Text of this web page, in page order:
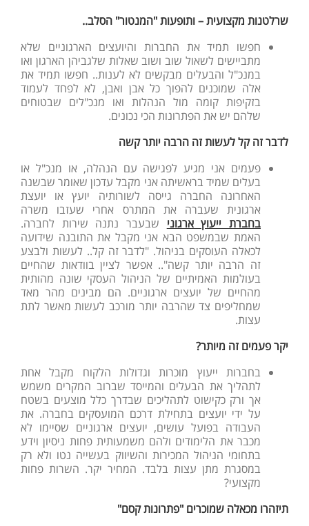
שרלטנות מקצועית – ותופעות "המנטור" הסלב..
חפשו תמיד את החברות והיועצים הארגוניים שלא
מתביישים לשאול שוב ושוב שאלות שלגביהן הארגון ואו
במנכ"ל והבעלים מבקשים לא לענות.. חפשו תמיד את
אלה שמוכנים להפוך כל אבן ואבן, לא לפחד לעמוד
בזקיפות קומה מול הנהלות ואו מנכ"לים שבטוחים
שלהם יש את הפתרונות הכי נכונים.
לדבר זה קל לעשות זה הרבה יותר קשה
פעמים אני מגיע לפגישה עם הנהלה, או מנכ"ל או
בעלים שמיד בראשיתה אני מקבל עדכון שאומר שבשנה
האחרונה החברה גייסה לשורותיה יועץ או יועצת
ארגונית שעברה את המתרס אחרי שעזבו משרה
בחברת ייעוץ ארגוני שבעבר נתנה שירות לחברה.
האמת שבמשפט הבא אני מקבל את התובנה שידועה
לכאלה העוסקים בניהול. "לדבר זה קל.. לעשות ולבצע
זה הרבה יותר קשה".. אפשר לציין בוודאות שהחיים
בעולמות האמיתיים של הניהול העסקי שונה מהותית
מהחיים של יועצים ארגוניים. הם מבינים מהר מאד
שמחליפים צד שהרבה יותר מורכב לעשות מאשר לתת
עצות.
יקר פעמים זה מיותר?
בחברות ייעוץ מוכרות וגדולות הלקוח מקבל אחת
לתהליך את הבעלים והמייסד שברוב המקרים משמש
אך ורק כקישוט לתהליכים שבדרך כלל מוצעים בשטח
על ידי יועצים בתחילת דרכם המועסקים בחברה. את
העבודה בפועל עושים, יועצים ארגוניים שסיימו לא
מכבר את הלימודים ולהם משמעותית פחות ניסיון וידע
בתחומי הניהול המכירות והשיווק בעשייה נטו ולא רק
במסגרת מתן עצות בלבד. המחיר יקר. השרות פחות
מקצועי?
תיזהרו מכאלה שמוכרים "פתרונות קסם"